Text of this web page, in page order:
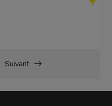
Suivant